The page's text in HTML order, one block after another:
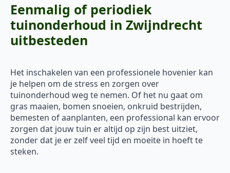
Eenmalig of periodiek
tuinonderhoud in Zwijndrecht
uitbesteden
Het inschakelen van een professionele hovenier kan
je helpen om de stress en zorgen over
tuinonderhoud weg te nemen. Of het nu gaat om
gras maaien, bomen snoeien, onkruid bestrijden,
bemesten of aanplanten, een professional kan ervoor
zorgen dat jouw tuin er altijd op zijn best uitziet,
zonder dat je er zelf veel tijd en moeite in hoeft te
steken.